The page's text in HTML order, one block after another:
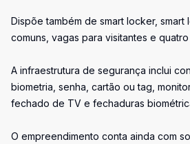
Dispõe também de smart locker, smart
comuns, vagas para visitantes e
A infraestrutura de segurança inclui
biometria, senha, cartão ou tag,
fechado de TV e fechaduras
O empreendimento conta ainda com